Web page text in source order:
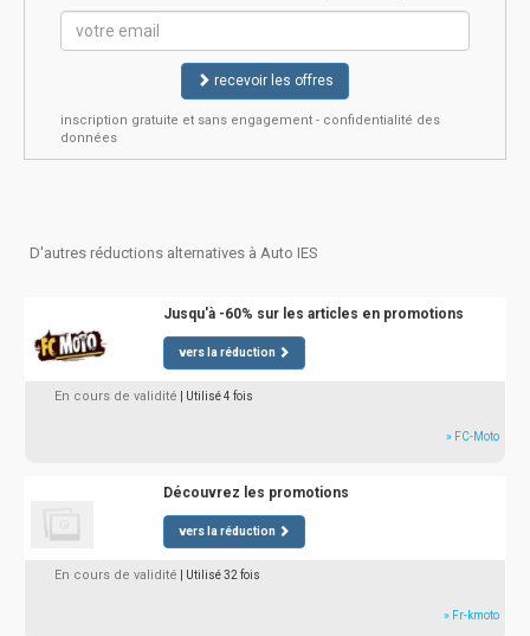
recevoir les offres
inscription gratuite et sans engagement - confidentialité des
données
D'autres réductions alternatives à Auto IES
Jusqu'à -60% sur les articles en promotions
vers la réduction
En cours de validité | Utilisé 4 fois
» FC-Moto
Découvrez les promotions
vers la réduction
En cours de validité | Utilisé 32 fois
» Fr-kmoto